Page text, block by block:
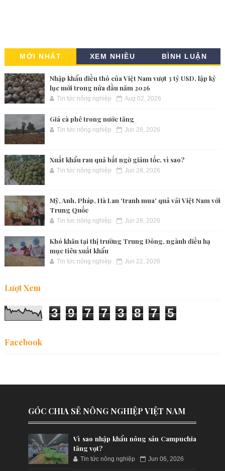
MỚI NHẤT XEM NHIỀU BÌNH LUẬN
Nhập khẩu điều thô của Việt Nam vượt 3 tỷ USD, lập kỷ
lục mới trong nửa đầu năm 2026
Tin tức nông nghiệp Aug 02, 2026
Giá cà phê trong nước tăng
Tin tức nông nghiệp Jun 28, 2026
Xuất khẩu rau quả bất ngờ giảm tốc, vì sao?
Tin tức nông nghiệp Jun 28, 2026
Mỹ, Anh, Pháp, Hà Lan 'tranh mua' quả vải Việt Nam với
Trung Quốc
Tin tức nông nghiệp Jun 28, 2026
Khó khăn tại thị trường Trung Đông, ngành điều hạ
mục tiêu xuất khẩu
Tin tức nông nghiệp Jun 22, 2026
Lượt Xem
3 9 7 7 3 8 7 5
Facebook
GÓC CHIA SẺ NÔNG NGHIỆP VIỆT NAM
Vì sao nhập khẩu nông sản Campuchia
tăng vọt?
Tin tức nông nghiệp Jun 06, 2026